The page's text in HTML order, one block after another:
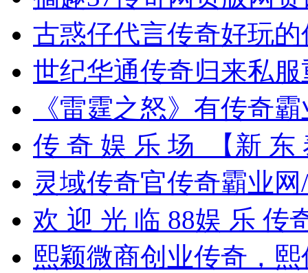
古惑仔代言传奇好玩
世纪华通传奇归来私
《雷霆之怒》有传奇
传 奇 娱 乐 场_【新 东
灵域传奇官传奇霸业
欢 迎 光 临 88娱 乐 传
熙颖微商创业传奇，